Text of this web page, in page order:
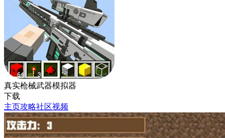
真实枪械武器模拟器
下载
主页攻略社区视频